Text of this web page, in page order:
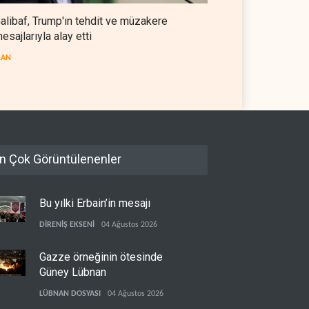
Trump'ın tehdit ve müzakere
alay etti
Çok Görüntülenenler
Bu yılki Erbain’in mesajı
DİRENİŞ EKSENİ 04 Ağustos 2026
Gazze örneğinin ötesinde
Güney Lübnan
LÜBNAN DOSYASI 04 Ağustos 2026